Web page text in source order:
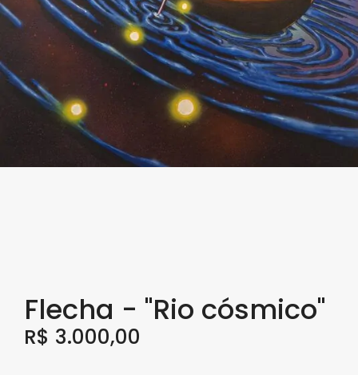
Flecha - "Rio cósmico"
R$ 3.000,00